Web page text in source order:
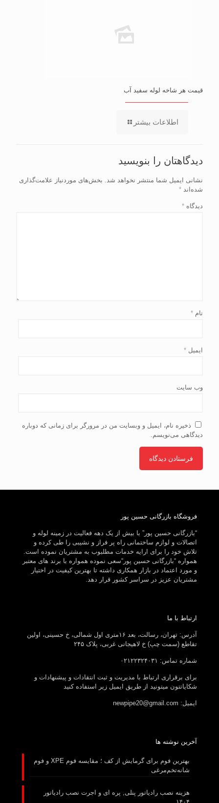
قیمت هر شاخه لوله سفید آب
اطلاعات بیشتر
دیدگاهتان را بنویسید
نشانی ایمیل شما منتشر نخواهد شد. بخش‌های موردنیاز علامت‌گذاری
شده‌اند *
دیدگاه *
نام *
ایمیل *
وب‌ سایت
ذخیره نام، ایمیل و وبسایت من در مرورگر برای زمانی که دوباره
دیدگاهی می‌نویسم.
فروشگاه بازرگانی حسین پور
“بازرگانی حسین پور” با بیش از یک دهه فعالیت در زمینه لوله و
اتصالات و لوازم ساختمانی راه پر فراز و نشیبی را طی کرده و
تلاش خود را برای ارایه خدمات مطلبوب به مشتریان نموده است.
همواره “بازرگانی حسین پور“سعی نموده همواره با برند های معتبر
و مورد اعتماد در بازار همکاری داشته تا بهترین کیفیت در اختیار
مشتریان عزیز در سراسر کشور قرار دهد.
ارتباط با ما
آدرس: تهران، رسالت، بعد ۱۶متری اول شمالی، خ حسینی، اولین
تقاطع (سمت چپ) خ لاهیجانی غربی، پلاک ۲۴۵
شماره تماس: ۰۲۱۲۲۳۲۴۰۳۱
برای برقراری ارتباط با مدیریت و ثبت انتقادات و پیشنهادات و
شکایاتتون میتونید از طریق ایمیل زیر استفاده کنید
ایمیل: newpipe20@gmail.com
آخرین نوشته ها
بهترین فوم برای گرمایش از کف ؛ مقایسه فوم XPE و فوم
شانه‌تخم‌مرغی
هزینه نصب رادیاتور پنلی, پره ای و اجرت نصب رادیاتور